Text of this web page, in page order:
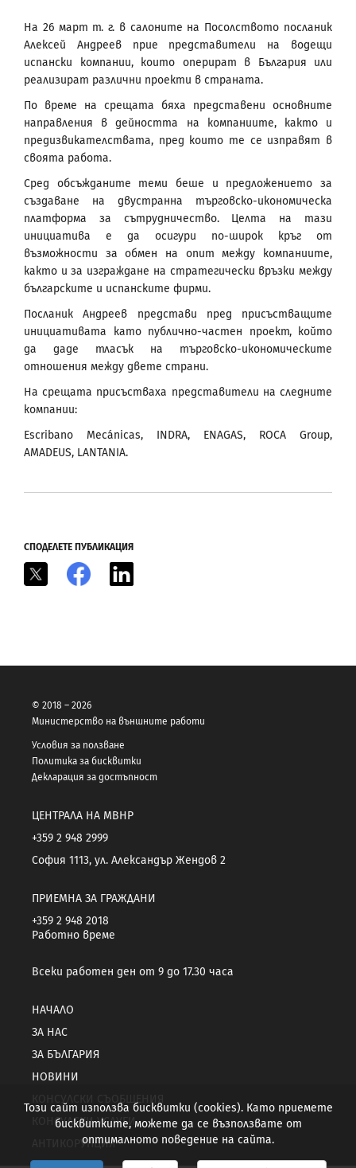
На 26 март т. г. в салоните на Посолството посланик
Алексей Андреев прие представители на водещи
испански компании, които оперират в България или
реализират различни проекти в страната.
По време на срещата бяха представени основните
направления в дейността на компаниите, както и
предизвикателствата, пред които те се изправят в
своята работа.
Сред обсъжданите теми беше и предложението за
създаване на двустранна търговско-икономическа
платформа за сътрудничество. Целта на тази
инициатива е да осигури по-широк кръг от
възможности за обмен на опит между компаниите,
както и за изграждане на стратегически връзки между
българските и испанските фирми.
Посланик Андреев представи пред присъстващите
инициативата като публично-частен проект, който
да даде тласък на търговско-икономическите
отношения между двете страни.
На срещата присъстваха представители на следните
компании:
Escribano Mecánicas, INDRA, ENAGAS, ROCA Group,
АMADEUS, LANTANIA.
СПОДЕЛЕТЕ ПУБЛИКАЦИЯ
Facebook
© 2018 – 2026
Министерство на външните работи
Условия за ползване
Политика за бисквитки
Декларация за достъпност
ЦЕНТРАЛА НА МВНР
+359 2 948 2999
София 1113, ул. Александър Жендов 2
ПРИЕМНА ЗА ГРАЖДАНИ
+359 2 948 2018
Работно време
Всеки работен ден от 9 до 17.30 часа
НАЧАЛО
ЗА НАС
ЗА БЪЛГАРИЯ
НОВИНИ
КОНСУЛСКИ СЪОБЩЕНИЯ
КОНСУЛСКИ УСЛУГИ
АНТИКОРУПЦИЯ
Този сайт използва бисквитки (cookies). Като приемете
бисквитките, можете да се възползвате от
оптималното поведение на сайта.